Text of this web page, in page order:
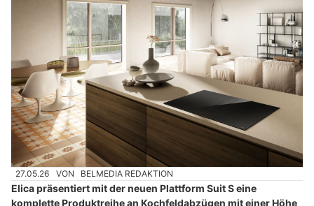
27.05.26 VON BELMEDIA REDAKTION
Elica präsentiert mit der neuen Plattform Suit S eine
komplette Produktreihe an Kochfeldabzügen mit einer Höhe